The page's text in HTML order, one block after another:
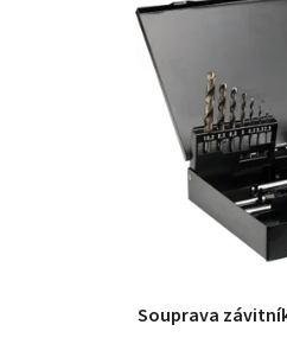
oSouprava